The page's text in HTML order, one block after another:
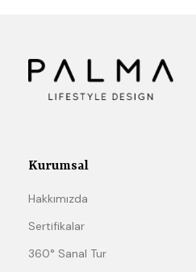
Kurumsal
Hakkımızda
Sertifikalar
360° Sanal Tur